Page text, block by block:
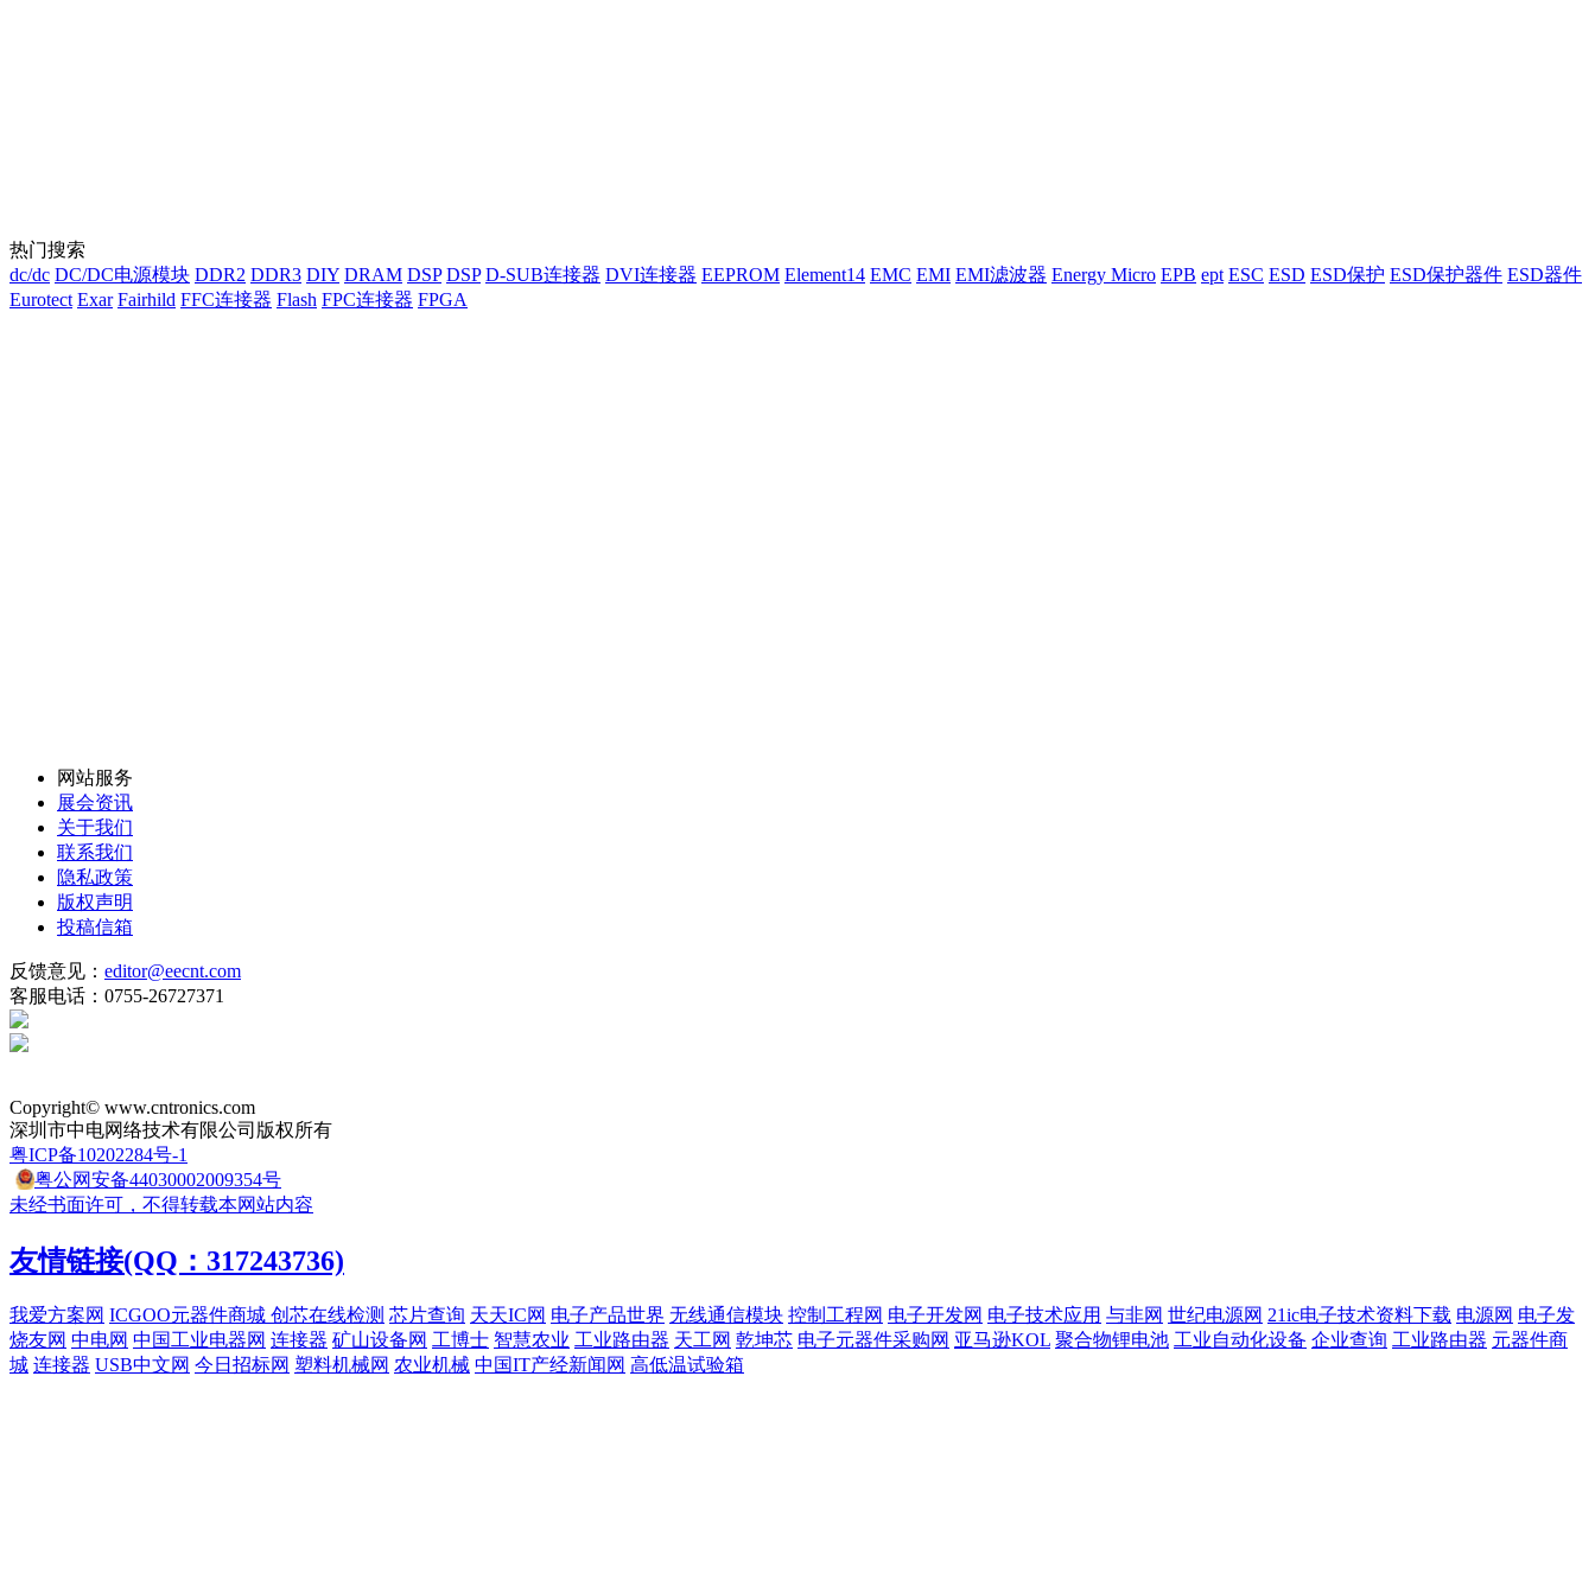
热门搜索
dc/dc DC/DC电源模块 DDR2 DDR3 DIY DRAM DSP DSP D-SUB连接器 DVI连接器 EEPROM Element14 EMC EMI EMI滤波器 Energy Micro EPB ept ESC ESD ESD保护 ESD保护器件 ESD器件
Eurotect Exar Fairhild FFC连接器 Flash FPC连接器 FPGA
网站服务
展会资讯
关于我们
联系我们
隐私政策
版权声明
投稿信箱
反馈意见： editor@eecnt.com
客服电话：0755-26727371
Copyright© www.cntronics.com
深圳市中电网络技术有限公司版权所有
粤ICP备10202284号-1
粤公网安备44030002009354号
未经书面许可，不得转载本网站内容
友情链接(QQ：317243736)
我爱方案网 ICGOO元器件商城 创芯在线检测 芯片查询 天天IC网 电子产品世界 无线通信模块 控制工程网 电子开发网 电子技术应用 与非网 世纪电源网 21ic电子技术资料下载 电源网 电子发
烧友网 中电网 中国工业电器网 连接器 矿山设备网 工博士 智慧农业 工业路由器 天工网 乾坤芯 电子元器件采购网 亚马逊KOL 聚合物锂电池 工业自动化设备 企业查询 工业路由器 元器件商
城 连接器 USB中文网 今日招标网 塑料机械网 农业机械 中国IT产经新闻网 高低温试验箱